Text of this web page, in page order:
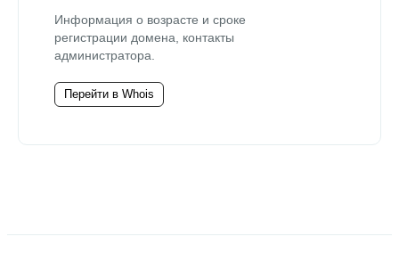
Информация о возрасте и сроке
регистрации домена, контакты
администратора.
Перейти в Whois